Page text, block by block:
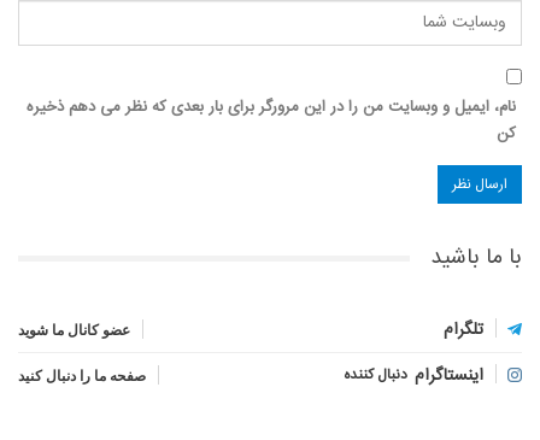
نام، ایمیل و وبسایت من را در این مرورگر برای بار بعدی که نظر می دهم ذخیره
کن
با ما باشید
تلگرام عضو کانال ما شوید
اینستاگرام دنبال کننده صفحه ما را دنبال کنید